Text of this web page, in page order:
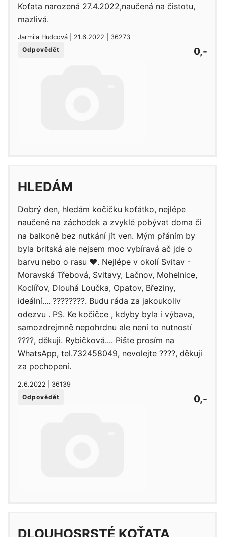
Koťata narozená 27.4.2022,naučená na čistotu,
mazlivá.
Jarmila Hudcová | 21.6.2022 | 36273
Odpovědět
0,-
HLEDÁM
Dobrý den, hledám kočičku koťátko, nejlépe
naučené na záchodek a zvyklé pobývat doma či
na balkoně bez nutkání jít ven. Mým přáním by
byla britská ale nejsem moc vybíravá ač jde o
barvu nebo o rasu ❤️. Nejlépe v okolí Svitav -
Moravská Třebová, Svitavy, Lačnov, Mohelnice,
Koclířov, Dlouhá Loučka, Opatov, Březiny,
ideální.... ????????. Budu ráda za jakoukoliv
odezvu . PS. Ke kočičce , kdyby byla i výbava,
samozdrejmně nepohrdnu ale není to nutností
????, děkuji. Rybičková.... Pište prosím na
WhatsApp, tel.732458049, nevolejte ????, děkuji
za pochopení.
2.6.2022 | 36139
Odpovědět
0,-
DLOUHOSRSTÉ KOŤATA